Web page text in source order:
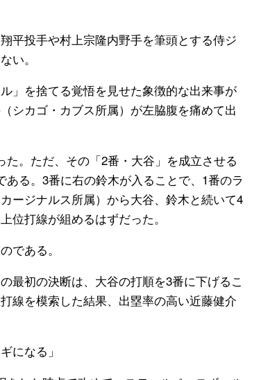
平投手や村上宗隆内野手を筆頭とする侍ジ
い。
」を捨てる覚悟を見せた象徴的な出来事が
シカゴ・カブス所属）が左脇腹を痛めて出
。ただ、その「2番・大谷」を成立させる
る。3番に右の鈴木が入ることで、1番のラ
ージナルス所属）から大谷、鈴木と続いて4
位打線が組めるはずだった。
である。
最初の決断は、大谷の打順を3番に下げるこ
線を模索した結果、出塁率の高い近藤健介
になる」